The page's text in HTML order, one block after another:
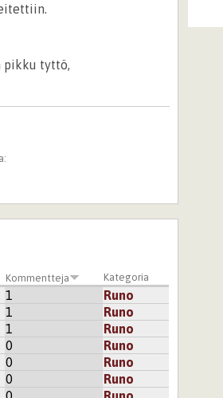
pikku tyttö,
Kommentteja Kategoria
1
Runo
1
Runo
1
Runo
0
Runo
0
Runo
0
Runo